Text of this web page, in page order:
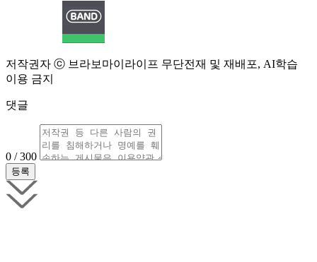
저작권자 ⓒ 브라보마이라이프 무단전재 및 재배포, AI학습
이용 금지
댓글
0 / 300